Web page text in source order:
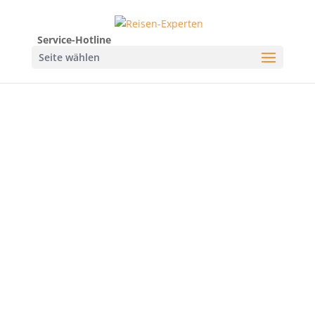
Service-Hotline
Seite wählen